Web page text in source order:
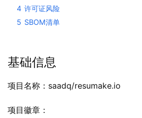
4 许可证风险
5 SBOM清单
基础信息
项目名称：saadq/resumake.io
项目徽章：